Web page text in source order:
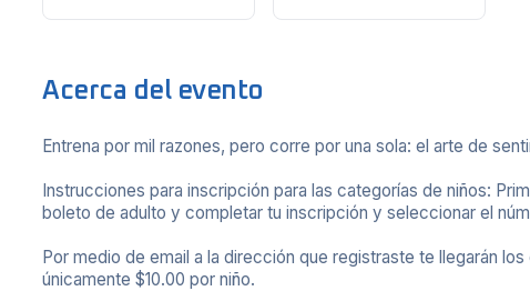
Acerca del evento
Entrena por mil razones, pero corre por una sola: el arte de
Instrucciones para inscripción para las categorías de niños:
boleto de adulto y completar tu inscripción y seleccionar el
Por medio de email a la dirección que registraste te llegarán
únicamente $10.00 por niño.